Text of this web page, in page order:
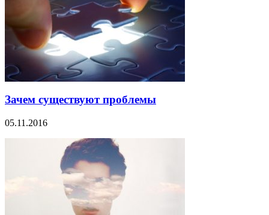
Зачем существуют проблемы
05.11.2016